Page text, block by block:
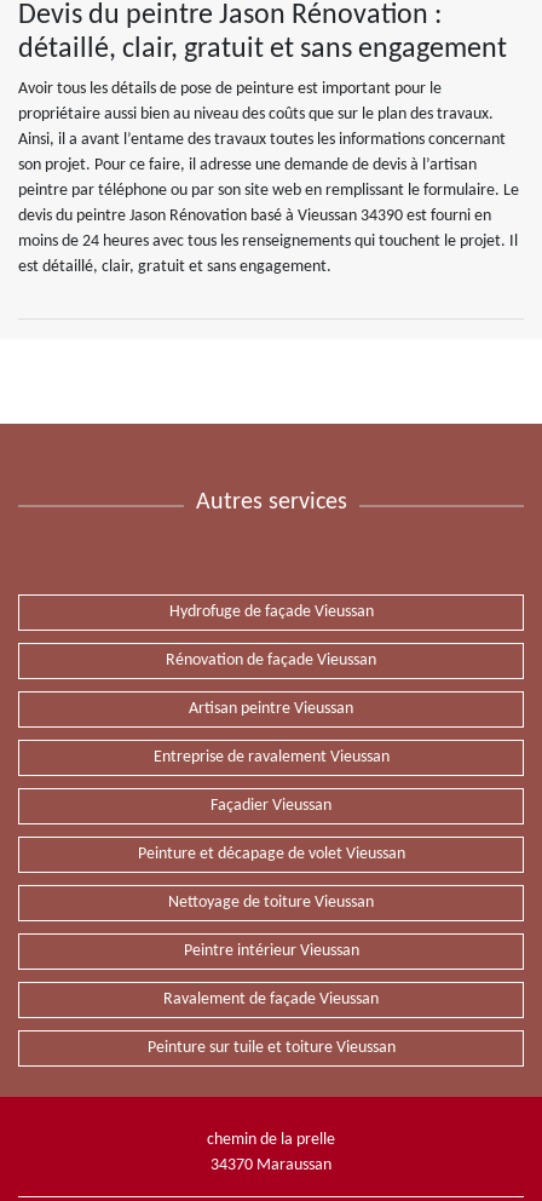
Devis du peintre Jason Rénovation :
détaillé, clair, gratuit et sans engagement
Avoir tous les détails de pose de peinture est important pour le
propriétaire aussi bien au niveau des coûts que sur le plan des travaux.
Ainsi, il a avant l’entame des travaux toutes les informations concernant
son projet. Pour ce faire, il adresse une demande de devis à l’artisan
peintre par téléphone ou par son site web en remplissant le formulaire. Le
devis du peintre Jason Rénovation basé à Vieussan 34390 est fourni en
moins de 24 heures avec tous les renseignements qui touchent le projet. Il
est détaillé, clair, gratuit et sans engagement.
Autres services
Hydrofuge de façade Vieussan
Rénovation de façade Vieussan
Artisan peintre Vieussan
Entreprise de ravalement Vieussan
Façadier Vieussan
Peinture et décapage de volet Vieussan
Nettoyage de toiture Vieussan
Peintre intérieur Vieussan
Ravalement de façade Vieussan
Peinture sur tuile et toiture Vieussan
chemin de la prelle
34370 Maraussan